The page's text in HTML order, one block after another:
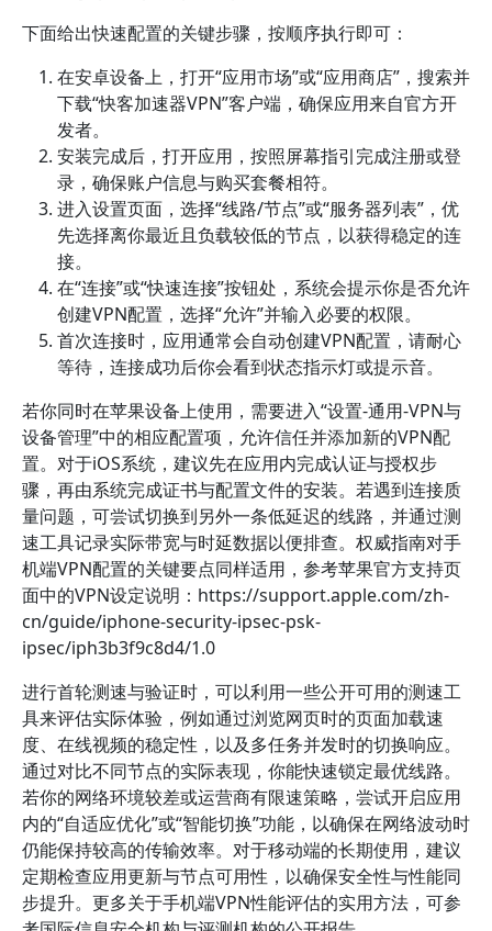
下面给出快速配置的关键步骤，按顺序执行即可：
在安卓设备上，打开“应用市场”或“应用商店”，搜索并
下载“快客加速器VPN”客户端，确保应用来自官方开
发者。
安装完成后，打开应用，按照屏幕指引完成注册或登
录，确保账户信息与购买套餐相符。
进入设置页面，选择“线路/节点”或“服务器列表”，优
先选择离你最近且负载较低的节点，以获得稳定的连
接。
在“连接”或“快速连接”按钮处，系统会提示你是否允许
创建VPN配置，选择“允许”并输入必要的权限。
首次连接时，应用通常会自动创建VPN配置，请耐心
等待，连接成功后你会看到状态指示灯或提示音。
若你同时在苹果设备上使用，需要进入“设置-通用-VPN与
设备管理”中的相应配置项，允许信任并添加新的VPN配
置。对于iOS系统，建议先在应用内完成认证与授权步
骤，再由系统完成证书与配置文件的安装。若遇到连接质
量问题，可尝试切换到另外一条低延迟的线路，并通过测
速工具记录实际带宽与时延数据以便排查。权威指南对手
机端VPN配置的关键要点同样适用，参考苹果官方支持页
面中的VPN设定说明：https://support.apple.com/zh-
cn/guide/iphone-security-ipsec-psk-
ipsec/iph3b3f9c8d4/1.0
进行首轮测速与验证时，可以利用一些公开可用的测速工
具来评估实际体验，例如通过浏览网页时的页面加载速
度、在线视频的稳定性，以及多任务并发时的切换响应。
通过对比不同节点的实际表现，你能快速锁定最优线路。
若你的网络环境较差或运营商有限速策略，尝试开启应用
内的“自适应优化”或“智能切换”功能，以确保在网络波动时
仍能保持较高的传输效率。对于移动端的长期使用，建议
定期检查应用更新与节点可用性，以确保安全性与性能同
步提升。更多关于手机端VPN性能评估的实用方法，可参